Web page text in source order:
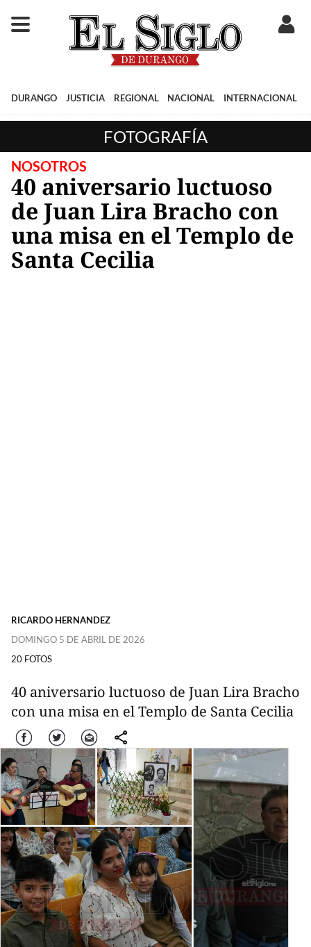
DURANGO JUSTICIA REGIONAL NACIONAL INTERNACIONAL
FOTOGRAFÍA
NOSOTROS
40 aniversario luctuoso
de Juan Lira Bracho con
una misa en el Templo de
Santa Cecilia
RICARDO HERNANDEZ
DOMINGO 5 DE ABRIL DE 2026
20 FOTOS
40 aniversario luctuoso de Juan Lira Bracho
con una misa en el Templo de Santa Cecilia
Facebook Twitter Correo comparte